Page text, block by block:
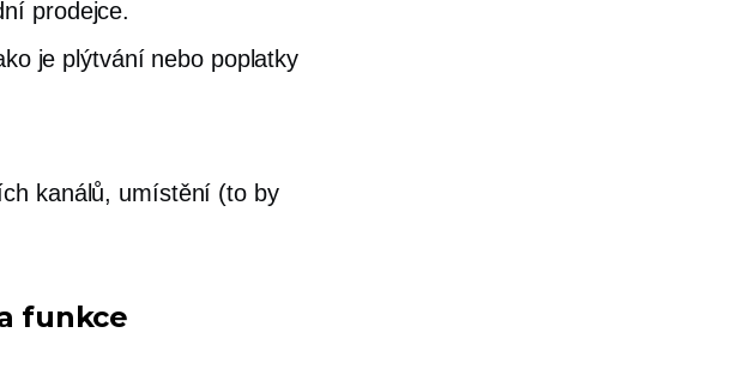
prodejce.
je plýtvání nebo poplatky
kanálů, umístění (to by
funkce